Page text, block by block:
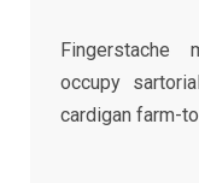
Fingerstache
occupy
cardigan farm-